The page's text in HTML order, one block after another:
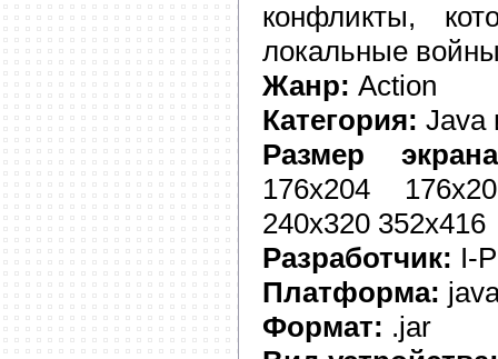
конфликты,
локальные
Жанр: Action
Категория: Java
Размер
176x204
240x320 352x416
Разработчик: I-
Платформа:
Формат: .jar